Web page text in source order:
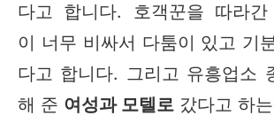
다고 합니다. 호객꾼을 따라
이 너무 비싸서 다툼이 있고 기
다고 합니다. 그리고 유흥업소
해 준 여성과 모텔로 갔다고 하